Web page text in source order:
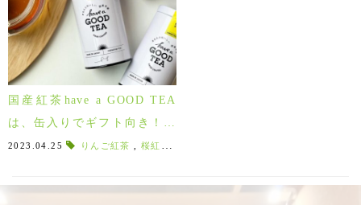
国産紅茶have a GOOD TEA
は、缶入りでギフト向き！フ
ルーツの香りのフレーバーテ
2023.04.25 りんご紅茶 ,桜紅茶